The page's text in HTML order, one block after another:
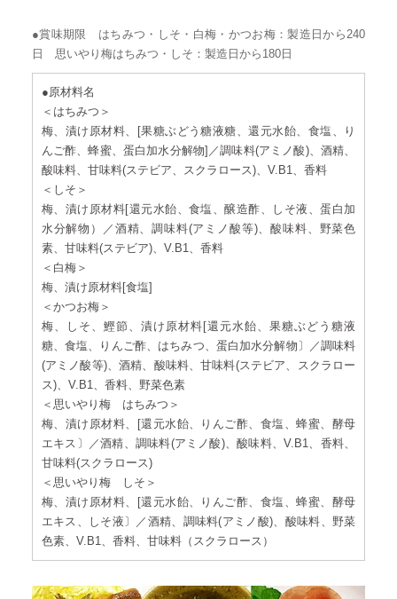
●賞味期限 はちみつ・しそ・白梅・かつお梅：製造日から240
日 思いやり梅はちみつ・しそ：製造日から180日
●原材料名
＜はちみつ＞
梅、漬け原材料、[果糖ぶどう糖液糖、還元水飴、食塩、り
んご酢、蜂蜜、蛋白加水分解物]／調味料(アミノ酸)、酒精、
酸味料、甘味料(ステビア、スクラロース)、V.B1、香料
＜しそ＞
梅、漬け原材料[還元水飴、食塩、醸造酢、しそ液、蛋白加
水分解物）／酒精、調味料(アミノ酸等)、酸味料、野菜色
素、甘味料(ステビア)、V.B1、香料
＜白梅＞
梅、漬け原材料[食塩]
＜かつお梅＞
梅、しそ、鰹節、漬け原材料[還元水飴、果糖ぶどう糖液
糖、食塩、りんご酢、はちみつ、蛋白加水分解物〕／調味料
(アミノ酸等)、酒精、酸味料、甘味料(ステビア、スクラロー
ス)、V.B1、香料、野菜色素
＜思いやり梅 はちみつ＞
梅、漬け原材料、[還元水飴、りんご酢、食塩、蜂蜜、酵母
エキス〕／酒精、調味料(アミノ酸)、酸味料、V.B1、香料、
甘味料(スクラロース)
＜思いやり梅 しそ＞
梅、漬け原材料、[還元水飴、りんご酢、食塩、蜂蜜、酵母
エキス、しそ液〕／酒精、調味料(アミノ酸)、酸味料、野菜
色素、V.B1、香料、甘味料（スクラロース）